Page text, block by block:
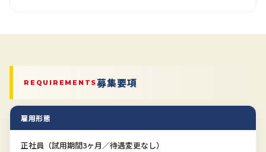
REQUIREMENTS募集要項
雇用形態
正社員（試用期間3ヶ月／待遇変更なし）